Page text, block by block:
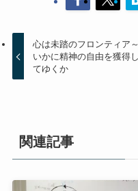
心は未踏のフロンティア～
いかに精神の自由を獲得し
てゆくか
関連記事